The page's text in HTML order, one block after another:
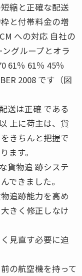
縮と正確な配送
と付帯料金の増
への対応 自社の
グループとオラ
61％ 61％ 45％
2008 です（図
送は正確 である
上に荷主は、貨
きちんと把握で
ます。
貨物追 跡システ
できました。
追跡能力を高め
きく修正しなけ
見直す必要に迫
の航空機を持って